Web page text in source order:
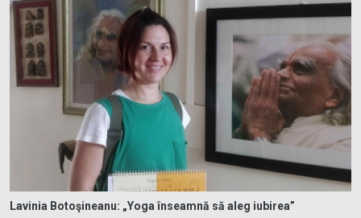
Lavinia Botoşineanu: „Yoga înseamnă să aleg iubirea”